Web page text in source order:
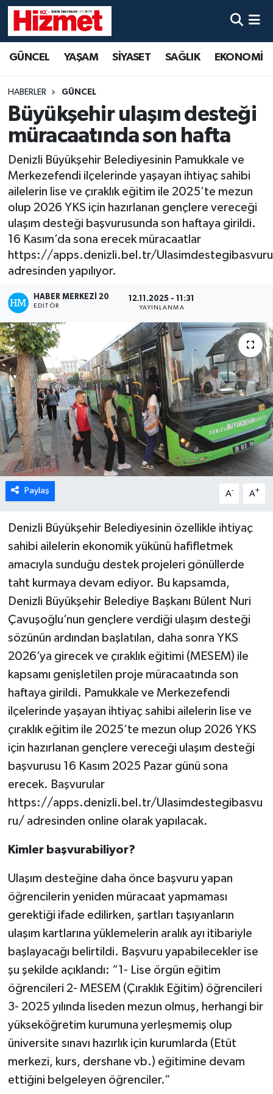
GÜNCEL YAŞAM SİYASET SAĞLIK EKONOMİ
HABERLER GÜNCEL
Büyükşehir ulaşım desteği
müracaatında son hafta
Denizli Büyükşehir Belediyesinin Pamukkale ve
Merkezefendi ilçelerinde yaşayan ihtiyaç sahibi
ailelerin lise ve çıraklık eğitim ile 2025’te mezun
olup 2026 YKS için hazırlanan gençlere vereceği
ulaşım desteği başvurusunda son haftaya girildi.
16 Kasım’da sona erecek müracaatlar
https://apps.denizli.bel.tr/
adresinden yapılıyor.
HABER MERKEZI 20
EDITÖR
12.11.2025 - 11:31
YAYINLANMA
Paylaş A- A+
Denizli Büyükşehir Belediyesinin özellikle ihtiyaç
sahibi ailelerin ekonomik yükünü hafifletmek
amacıyla sunduğu destek projeleri gönüllerde
taht kurmaya devam ediyor. Bu kapsamda,
Denizli Büyükşehir Belediye Başkanı Bülent Nuri
Çavuşoğlu’nun gençlere verdiği ulaşım desteği
sözünün ardından başlatılan, daha sonra YKS
2026’ya girecek ve çıraklık eğitimi (MESEM) ile
kapsamı genişletilen proje müracaatında son
haftaya girildi. Pamukkale ve Merkezefendi
ilçelerinde yaşayan ihtiyaç sahibi ailelerin lise ve
çıraklık eğitim ile 2025’te mezun olup 2026 YKS
için hazırlanan gençlere vereceği ulaşım desteği
başvurusu 16 Kasım 2025 Pazar günü sona
erecek. Başvurular
https://apps.denizli.bel.tr/Ulasimdestegibasvu
ru/ adresinden online olarak yapılacak.
Kimler başvurabiliyor?
Ulaşım desteğine daha önce başvuru yapan
öğrencilerin yeniden müracaat yapmaması
gerektiği ifade edilirken, şartları taşıyanların
ulaşım kartlarına yüklemelerin aralık ayı itibariyle
başlayacağı belirtildi. Başvuru yapabilecekler ise
şu şekilde açıklandı: “1- Lise örgün eğitim
öğrencileri 2- MESEM (Çıraklık Eğitim) öğrencileri
3- 2025 yılında liseden mezun olmuş, herhangi bir
yükseköğretim kurumuna yerleşmemiş olup
üniversite sınavı hazırlık için kurumlarda (Etüt
merkezi, kurs, dershane vb.) eğitimine devam
ettiğini belgeleyen öğrenciler.”
YAŞAM
SİYASET
SAĞLIK
EKONOMİ
KÜLTÜR SANAT
SPOR
MAGAZİN
ÖZEL HABER
DTO
RESMİ REKLAM
Denizli Hava Durumu
Denizli Trafik Yoğunluk Haritası
Süper Lig Puan Durumu ve Fikstür
Tüm Manşetler
Son Dakika Haberleri
Haber Arşivi